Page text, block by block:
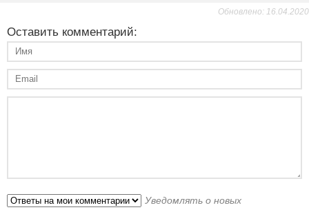
Обновлено: 16.04.2020
Оставить комментарий:
Уведомлять о новых